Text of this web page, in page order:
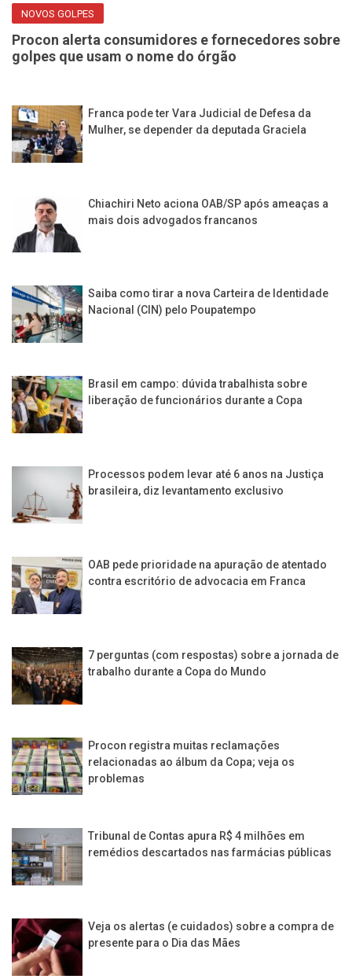
NOVOS GOLPES
Procon alerta consumidores e fornecedores sobre
golpes que usam o nome do órgão
Franca pode ter Vara Judicial de Defesa da
Mulher, se depender da deputada Graciela
Chiachiri Neto aciona OAB/SP após ameaças a
mais dois advogados francanos
Saiba como tirar a nova Carteira de Identidade
Nacional (CIN) pelo Poupatempo
Brasil em campo: dúvida trabalhista sobre
liberação de funcionários durante a Copa
Processos podem levar até 6 anos na Justiça
brasileira, diz levantamento exclusivo
OAB pede prioridade na apuração de atentado
contra escritório de advocacia em Franca
7 perguntas (com respostas) sobre a jornada de
trabalho durante a Copa do Mundo
Procon registra muitas reclamações
relacionadas ao álbum da Copa; veja os
problemas
Tribunal de Contas apura R$ 4 milhões em
remédios descartados nas farmácias públicas
Veja os alertas (e cuidados) sobre a compra de
presente para o Dia das Mães